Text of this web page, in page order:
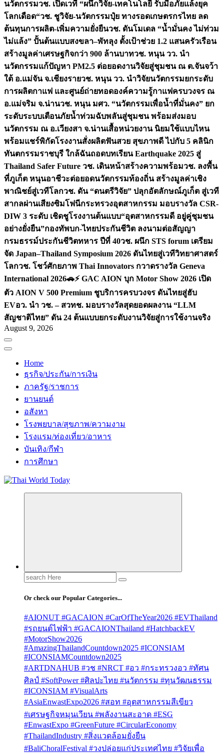
นวัตกรรมวช. เปิดเวที “ผนึกวิจัย-เทคโนโลยี รับมือภัยแล้งยุค
โลกเดือด“วช. ชูวิจัย-นวัตกรรมปุ๋ย ทางรอดเกษตรกรไทย ลด
ต้นทุนการผลิต-เพิ่มความยั่งยืนวช. ดันโมเดล “น้ำมั่นคง ไม่ท่วม
ไม่แล้ง” ปั้นต้นแบบสงขลา–พัทลุง ตั้งเป้าช่วย 1.2 แสนครัวเรือน
สร้างมูลค่าเศรษฐกิจกว่า 900 ล้านบาทวช. หนุน วว. นำ
นวัตกรรมแก้ปัญหา PM2.5 ต่อยอดงานวิจัยสู่ชุมชน ณ ต.จันจว้า
ใต้ อ.แม่จัน จ.เชียงรายวช. หนุน วว. นำวิจัยนวัตกรรมยกระดับ
การผลิตกาแฟ และศูนย์ถ่ายทอดองค์ความรู้กาแฟครบวงจร ณ
อ.แม่จริม จ.น่านวช. หนุน มศว. “นวัตกรรมเพื่อน้ำที่มั่นคง” ยก
ระดับระบบเตือนภัยน้ำท่วมฉับพลันสู่ชุมชน พร้อมส่งมอบ
นวัตกรรม ณ อ.เวียงสา จ.น่านเสื้อหน่วยงาน นิยมใช้แบบไหน
พร้อมแชร์พิกัดโรงงานสั่งผลิตฟันสวย สุขภาพดี ไปกับ 5 คลินิก
ทันตกรรมราชบุรี ใกล้ฉันถอดบทเรียน Earthquake 2025 สู่
Thailand Safer Future วช. เดินหน้าสร้างความพร้อมวช. ลงพื้น
ที่ภูเก็ต หนุนอาชีวะต่อยอดนวัตกรรมท้องถิ่น สร้างมูลค่าเชิง
พาณิชย์สู่เวทีโลกวช. ดัน “ดนตรีวิจัย” ปลุกอัตลักษณ์ภูเก็ต สู่เวที
สากลผ่านเสียงซิมโฟนีกระทรวงอุตสาหกรรม มอบรางวัล CSR-
DIW 3 ระดับ เชิดชูโรงงานต้นแบบ“อุตสาหกรรมดี อยู่คู่ชุมชน
อย่างยั่งยืน”กองทัพบก-ไทยประกันชีวิต ลงนามต่อสัญญา
กรมธรรม์ประกันชีวิตทหาร ปีที่ 40วช. ผนึก STS forum เตรียม
จัด Japan–Thailand Symposium 2026 ดันไทยสู่เวทีวิทยาศาสตร์
โลกวช. โชว์ศักยภาพ Thai Innovators กวาดรางวัล Geneva
International 2026🚗⚡️ GAC AION บุก Motor Show 2026 เปิด
ตัว AION V 500 Premium ชูบริการครบวงจร ดันไทยสู่ฮับ
EVอว. นำ วช. – สวทช. มอบรางวัลสุดยอดผลงาน “LLM
สัญชาติไทย” ดัน 24 ต้นแบบยกระดับงานวิจัยสู่การใช้งานจริง
August 9, 2026
Home
ธุรกิจ/ประกัน/การเงิน
ภาครัฐ/ราชการ
ยานยนต์
อสังหา
โรงพยบาล/สุขภาพ/ความงาม
โรงแรม/ท่องเที่ยว/อาหาร
บันเทิง/กีฬา
การศึกษา
Search
for:
Or check our Popular Categories...
#AIONUT #GACAION #CarOfTheYear2026 #EVThailand
#รถยนต์ไฟฟ้า #GACAIONThailand #HatchbackEV
#MotorShow2026
#AmazingThailandCountdown2025 #ICONSIAM
#ICONSIAMCountdown2025
#ARTDNAHUB #วช #NRCT #อว #กระทรวงอว #ทัศน
ศิลป์ #SoftPower #ศิลปะไทย #นวัตกรรม #ทุนวัฒนธรรม
#ICONSIAM #VisualArts
#AsiaEnwastExpo2026 #สอท #อุตสาหกรรมสีเขียว
#เศรษฐกิจหมุนเวียน #พลังงานสะอาด #ESG
#EnwastExpo #GreenFuture #CircularEconomy
#ThailandIndustry #สิ่งแวดล้อมยั่งยืน
#BaliChoralFestival #วงปล่อยแก่ประเทศไทย #วิจัยเพื่อ